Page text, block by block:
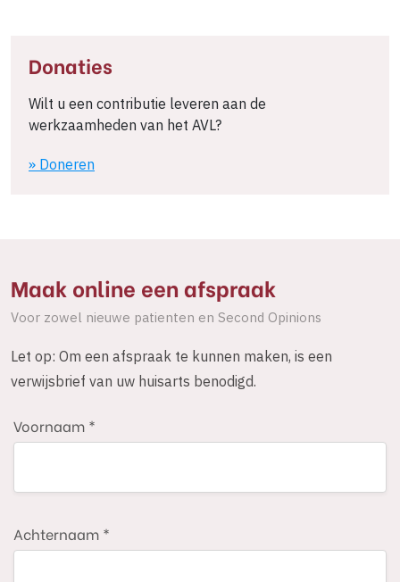
Donaties
Wilt u een contributie leveren aan de
werkzaamheden van het AVL?
» Doneren
Maak online een afspraak
Voor zowel nieuwe patienten en Second Opinions
Let op: Om een afspraak te kunnen maken, is een
verwijsbrief van uw huisarts benodigd.
Voornaam *
Achternaam *